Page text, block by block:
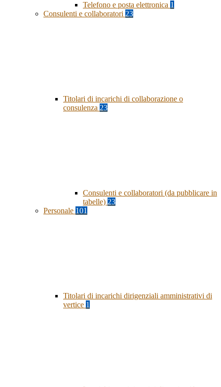
Telefono e posta elettronica 1
Consulenti e collaboratori 23
Titolari di incarichi di collaborazione o
consulenza 23
Consulenti e collaboratori (da pubblicare in
tabelle) 23
Personale 101
Titolari di incarichi dirigenziali amministrativi di
vertice 1